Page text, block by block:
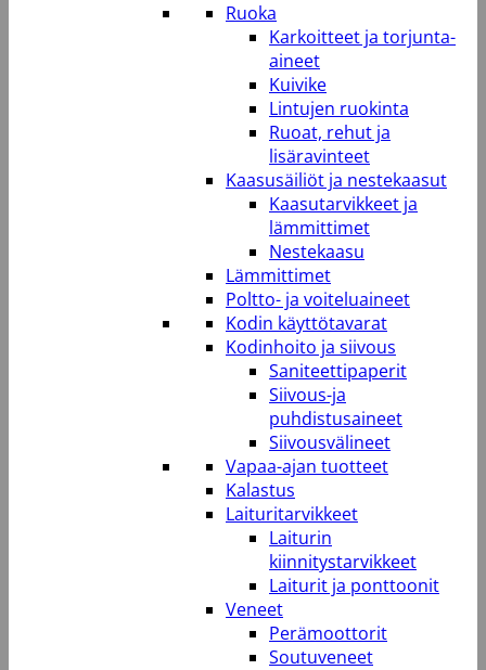
Ruoka
Karkoitteet ja torjunta-
aineet
Kuivike
Lintujen ruokinta
Ruoat, rehut ja
lisäravinteet
Kaasusäiliöt ja nestekaasut
Kaasutarvikkeet ja
lämmittimet
Nestekaasu
Lämmittimet
Poltto- ja voiteluaineet
Kodin käyttötavarat
Kodinhoito ja siivous
Saniteettipaperit
Siivous-ja
puhdistusaineet
Siivousvälineet
Vapaa-ajan tuotteet
Kalastus
Laituritarvikkeet
Laiturin
kiinnitystarvikkeet
Laiturit ja ponttoonit
Veneet
Perämoottorit
Soutuveneet